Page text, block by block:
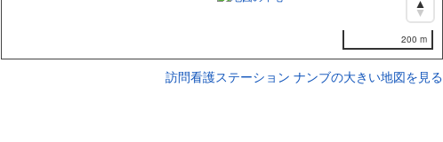
200 m
訪問看護ステーション ナンブの大きい地図を見る